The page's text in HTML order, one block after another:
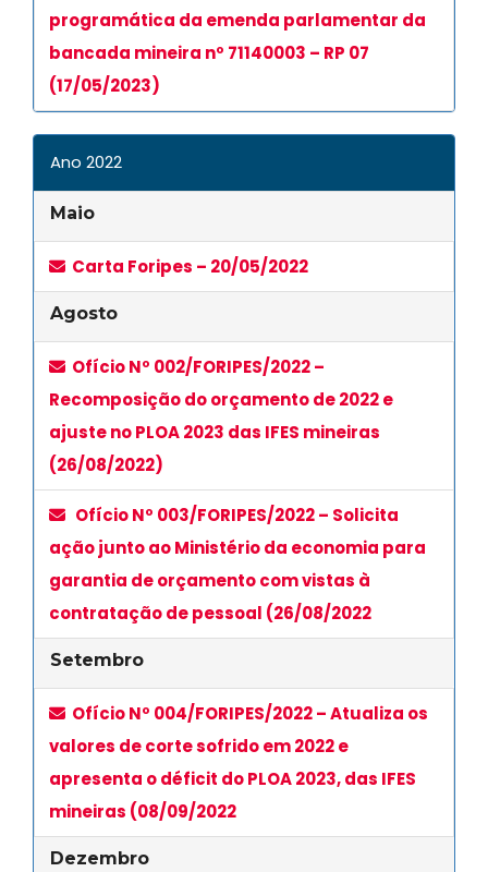
programática da emenda parlamentar da
bancada mineira nº 71140003 – RP 07
(17/05/2023)
Ano 2022
Maio
Carta Foripes – 20/05/2022
Agosto
Ofício Nº 002/FORIPES/2022 –
Recomposição do orçamento de 2022 e
ajuste no PLOA 2023 das IFES mineiras
(26/08/2022)
Ofício Nº 003/FORIPES/2022 – Solicita
ação junto ao Ministério da economia para
garantia de orçamento com vistas à
contratação de pessoal (26/08/2022
Setembro
Ofício Nº 004/FORIPES/2022 – Atualiza os
valores de corte sofrido em 2022 e
apresenta o déficit do PLOA 2023, das IFES
mineiras (08/09/2022
Dezembro